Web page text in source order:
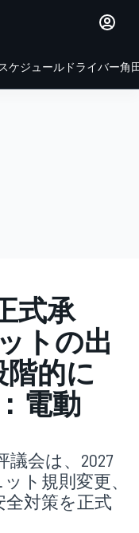
スケジュール ドライバー角
式承
トの出
階的に
電動
議会は、2027
ト規則変更、
全対策を正式